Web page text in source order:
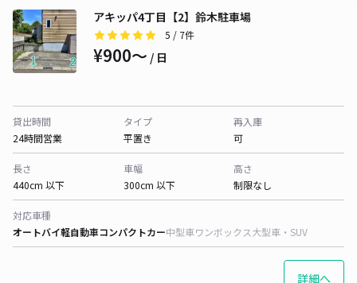
アキッパ4丁目【2】鈴木駐車場
5 / 7件
¥900〜 / 日
貸出時間
24時間営業
タイプ
平置き
再入庫
可
長さ
440cm 以下
車幅
300cm 以下
高さ
制限なし
対応車種
オートバイ軽自動車コンパクトカー中型車ワンボックス大型車・SUV
詳細へ